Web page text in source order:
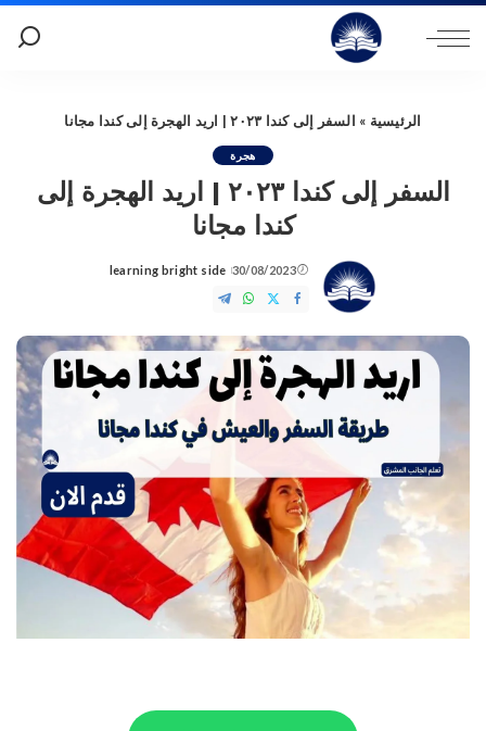
الرئيسية » السفر إلى كندا ٢٠٢٣ | اريد الهجرة إلى كندا مجانا
هجرة
السفر إلى كندا ٢٠٢٣ | اريد الهجرة إلى
كندا مجانا
30/08/2023
Posted
by
learning bright side